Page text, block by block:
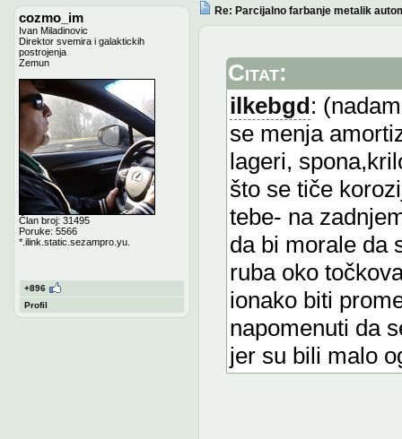
cozmo_im
Ivan Miladinovic
Direktor svemira i galaktickih
postrojenja
Zemun
Član broj: 31495
Poruke: 5566
*.ilink.static.sezampro.yu.
+896
Profil
Re: Parcijalno farbanje metalik
Citat:
ilkebgd:
se menja
lageri,
što se tiče
tebe- na
da bi morale da
ruba oko
ionako biti
napomenuti da
jer su bili malo